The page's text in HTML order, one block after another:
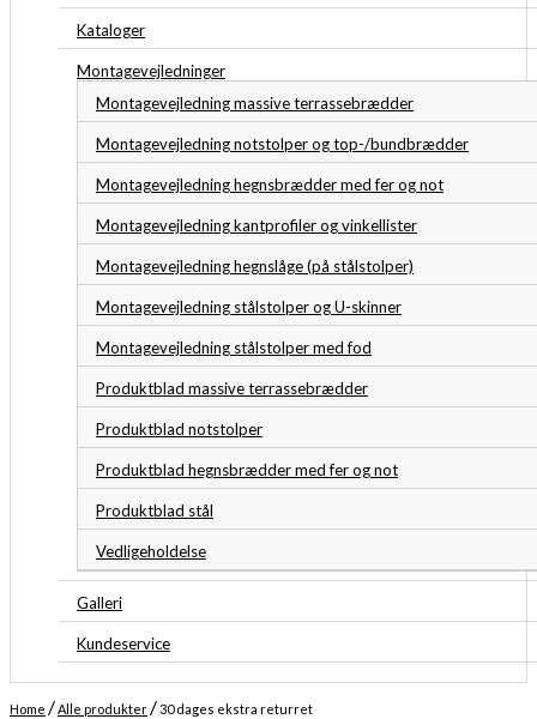
Kataloger
Montagevejledninger
Montagevejledning massive terrassebrædder
Montagevejledning notstolper og top-/bundbrædder
Montagevejledning hegnsbrædder med fer og not
Montagevejledning kantprofiler og vinkellister
Montagevejledning hegnslåge (på stålstolper)
Montagevejledning stålstolper og U-skinner
Montagevejledning stålstolper med fod
Produktblad massive terrassebrædder
Produktblad notstolper
Produktblad hegnsbrædder med fer og not
Produktblad stål
Vedligeholdelse
Galleri
Kundeservice
Home /Alle produkter /30 dages ekstra returret